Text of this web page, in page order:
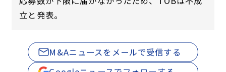
立と発表。
M&Aニュースをメールで受信する